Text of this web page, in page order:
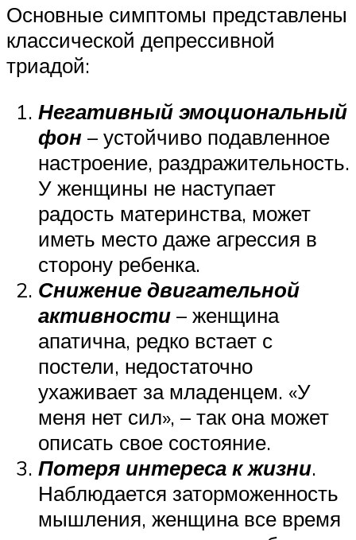
Основные симптомы представлены
классической депрессивной
триадой:
Негативный эмоциональный
фон – устойчиво подавленное
настроение, раздражительность.
У женщины не наступает
радость материнства, может
иметь место даже агрессия в
сторону ребенка.
Снижение двигательной
активности – женщина
апатична, редко встает с
постели, недостаточно
ухаживает за младенцем. «У
меня нет сил», – так она может
описать свое состояние.
Потеря интереса к жизни.
Наблюдается заторможенность
мышления, женщина все время